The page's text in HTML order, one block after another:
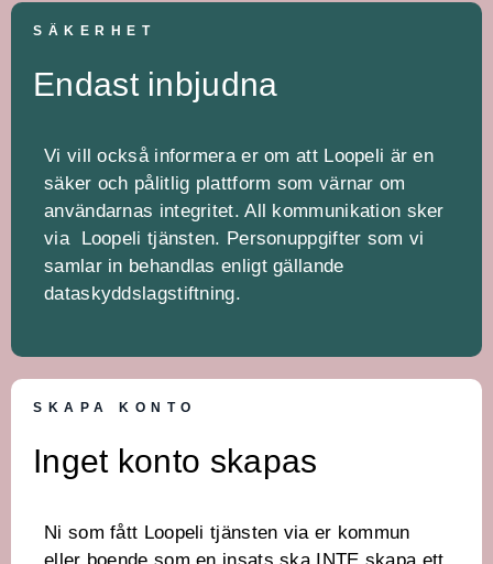
SÄKERHET
Endast inbjudna
Vi vill också informera er om att Loopeli är en
säker och pålitlig plattform som värnar om
användarnas integritet. All kommunikation sker
via Loopeli tjänsten. Personuppgifter som vi
samlar in behandlas enligt gällande
dataskyddslagstiftning.
SKAPA KONTO
Inget konto skapas
Ni som fått Loopeli tjänsten via er kommun
eller boende som en insats ska INTE skapa ett